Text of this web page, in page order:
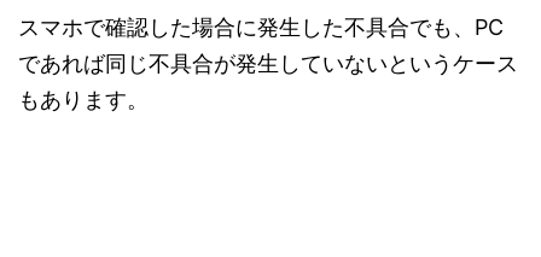
スマホで確認した場合に発生した不具合でも、PC
であれば同じ不具合が発生していないというケース
もあります。